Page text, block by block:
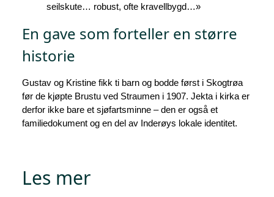
seilskute… robust, ofte kravellbygd…»
En gave som forteller en større
historie
Gustav og Kristine fikk ti barn og bodde først i Skogtrøa
før de kjøpte Brustu ved Straumen i 1907. Jekta i kirka er
derfor ikke bare et sjøfartsminne – den er også et
familiedokument og en del av Inderøys lokale identitet.
Les mer